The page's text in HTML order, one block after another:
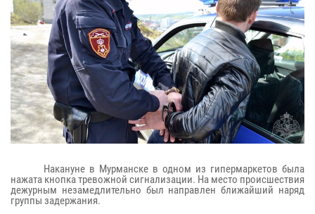
Накануне в Мурманске в одном из гипермаркетов была
нажата кнопка тревожной сигнализации. На место происшествия
дежурным незамедлительно был направлен ближайший наряд
группы задержания.